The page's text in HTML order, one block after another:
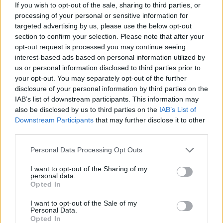
If you wish to opt-out of the sale, sharing to third parties, or
processing of your personal or sensitive information for
targeted advertising by us, please use the below opt-out
section to confirm your selection. Please note that after your
opt-out request is processed you may continue seeing
interest-based ads based on personal information utilized by
us or personal information disclosed to third parties prior to
your opt-out. You may separately opt-out of the further
disclosure of your personal information by third parties on the
IAB’s list of downstream participants. This information may
also be disclosed by us to third parties on the IAB’s List of
Downstream Participants that may further disclose it to other
Please note that this website/app uses one or more Google
not limited to your visit or usage behaviour. You may click to
grant or deny consent to Google and its third-party tags to
use your data for below specified purposes in below Google
consent section.
Personal Data Processing Opt Outs
I want to opt-out of the Sharing of my
personal data.
Opted In
I want to opt-out of the Sale of my
Personal Data.
Opted In
Previous slide
Új galéria